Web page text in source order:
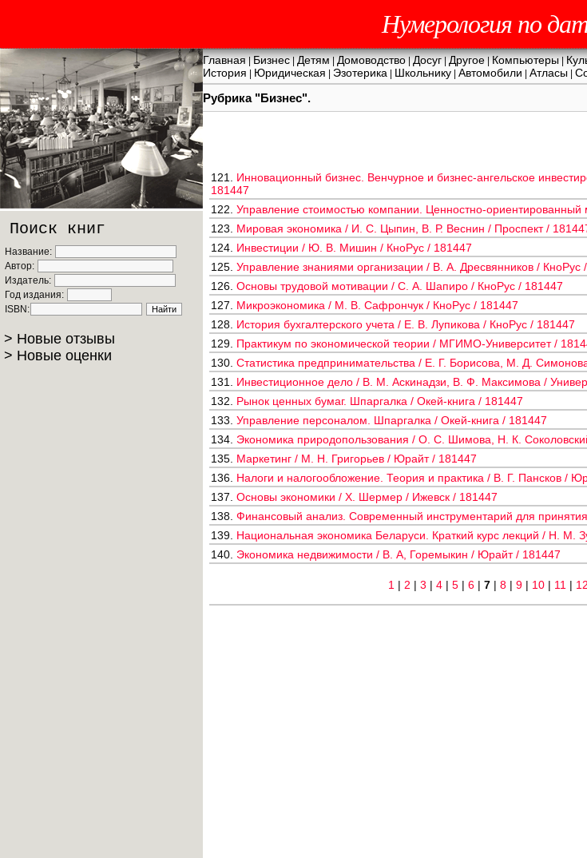
Нумерология по
Главная|Бизнес|Детям|Домоводство|Досуг|Другое|Компьютеры|
История Юридическая Эзотерика Школьнику Автомобили Атласы
Рубрика "Бизнес".
Поиск книг
Название:
Автор:
Издатель:
Год издания:
ISBN:
> Новые отзывы
> Новые оценки
121. Инновационный бизнес. Венчурное и бизнес-ангельское
181447
122. Управление стоимостью компании. Ценностно-
123. Мировая экономика / И. С. Цыпин, В. Р. Веснин / Проспект /
124. Инвестиции / Ю. В. Мишин / КноРус / 181447
125. Управление знаниями организации / В. А. Дресвянников / КноРус
126. Основы трудовой мотивации / С. А. Шапиро / КноРус / 181447
127. Микроэкономика / М. В. Сафрончук / КноРус / 181447
128. История бухгалтерского учета / Е. В. Лупикова / КноРус / 181447
129. Практикум по экономической теории / МГИМО-Университет /
130. Статистика предпринимательства / Е. Г. Борисова, М. Д.
131. Инвестиционное дело / В. М. Аскинадзи, В. Ф. Максимова /
132. Рынок ценных бумаг. Шпаргалка / Окей-книга / 181447
133. Управление персоналом. Шпаргалка / Окей-книга / 181447
134. Экономика природопользования / О. С. Шимова, Н. К.
135. Маркетинг / М. Н. Григорьев / Юрайт / 181447
136. Налоги и налогообложение. Теория и практика / В. Г. Пансков /
137. Основы экономики / Х. Шермер / Ижевск / 181447
138. Финансовый анализ. Современный инструментарий для
139. Национальная экономика Беларуси. Краткий курс лекций / Н. М.
140. Экономика недвижимости / В. А, Горемыкин / Юрайт / 181447
1 | 2 |3 |4 |5 |6 |7 |8 |9 | 10 | 11 | 12